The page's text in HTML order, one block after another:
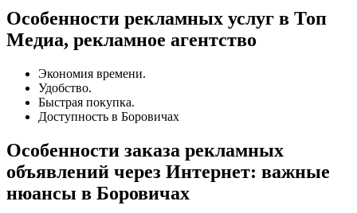
Особенности рекламных услуг в Топ
Медиа, рекламное агентство
Экономия времени.
Удобство.
Быстрая покупка.
Доступность в Боровичах
Особенности заказа рекламных
объявлений через Интернет: важные
нюансы в Боровичах